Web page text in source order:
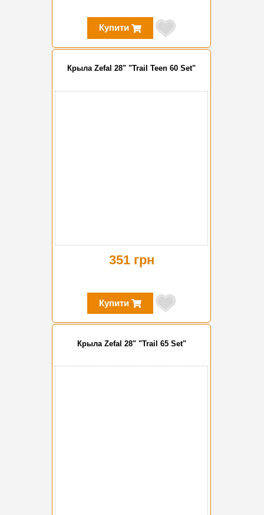
Купити
Крыла Zefal 28" "Trail Teen 60 Set"
351 грн
Купити
Крыла Zefal 28" "Trail 65 Set"